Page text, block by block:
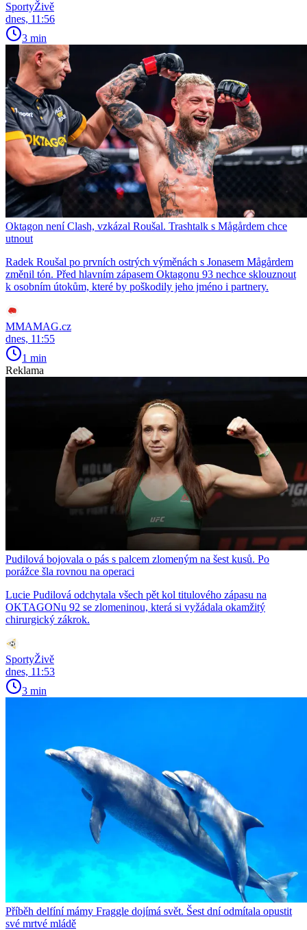
SportyŽivě
dnes, 11:56
3 min
Oktagon není Clash, vzkázal Roušal. Trashtalk s Mågårdem chce
utnout
Radek Roušal po prvních ostrých výměnách s Jonasem Mågårdem
změnil tón. Před hlavním zápasem Oktagonu 93 nechce sklouznout
k osobním útokům, které by poškodily jeho jméno i partnery.
MMAMAG.cz
dnes, 11:55
1 min
Reklama
Pudilová bojovala o pás s palcem zlomeným na šest kusů. Po
porážce šla rovnou na operaci
Lucie Pudilová odchytala všech pět kol titulového zápasu na
OKTAGONu 92 se zlomeninou, která si vyžádala okamžitý
chirurgický zákrok.
SportyŽivě
dnes, 11:53
3 min
Příběh delfíní mámy Fraggle dojímá svět. Šest dní odmítala opustit
své mrtvé mládě